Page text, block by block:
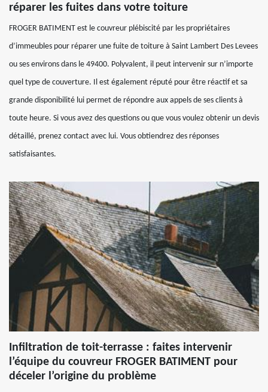
réparer les fuites dans votre toiture
FROGER BATIMENT est le couvreur plébiscité par les propriétaires
d’immeubles pour réparer une fuite de toiture à Saint Lambert Des Levees
ou ses environs dans le 49400. Polyvalent, il peut intervenir sur n’importe
quel type de couverture. Il est également réputé pour être réactif et sa
grande disponibilité lui permet de répondre aux appels de ses clients à
toute heure. Si vous avez des questions ou que vous voulez obtenir un devis
détaillé, prenez contact avec lui. Vous obtiendrez des réponses
satisfaisantes.
Infiltration de toit-terrasse : faites intervenir
l’équipe du couvreur FROGER BATIMENT pour
déceler l’origine du problème